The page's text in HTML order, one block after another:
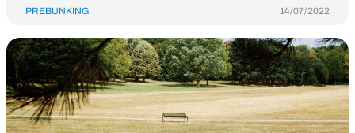
PREBUNKING 14/07/2022